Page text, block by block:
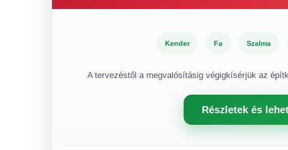
Kender Fa Szalma
A tervezéstől a megvalósításig végigkísérjük az
Részletek és